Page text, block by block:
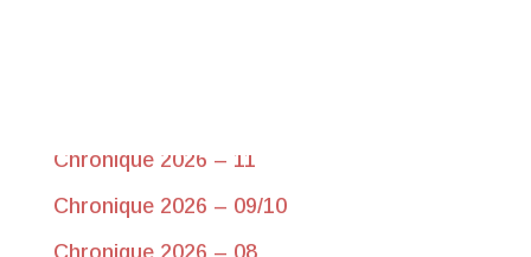
Chronique 2026 – 11
Chronique 2026 – 09/10
Chronique 2026 – 08